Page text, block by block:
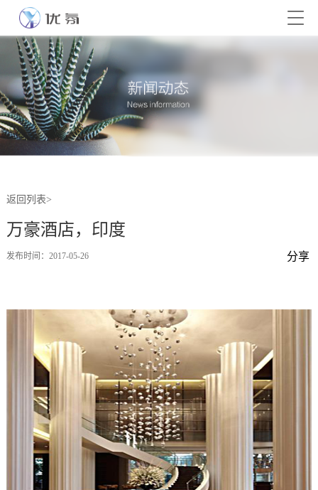
返回列表>
万豪酒店，印度
发布时间：2017-05-26 分享